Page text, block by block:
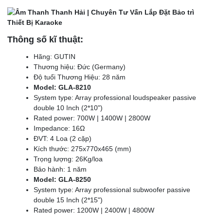
Thông số kĩ thuật:
Hãng: GUTIN
Thương hiệu: Đức (Germany)
Độ tuổi Thương Hiệu: 28 năm
Model: GLA-8210
System type: Array professional loudspeaker passive
double 10 Inch (2*10")
Rated power: 700W | 1400W | 2800W
Impedance: 16Ω
ĐVT: 4 Loa (2 cặp)
Kích thước: 275x770x465 (mm)
Trọng lượng: 26Kg/loa
Bảo hành: 1 năm
Model: GLA-8250
System type: Array professional subwoofer passive
double 15 Inch (2*15")
Rated power: 1200W | 2400W | 4800W